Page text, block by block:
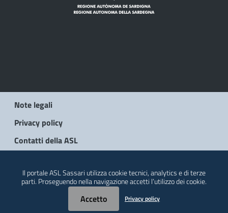
Note legali
Privacy policy
Contatti della ASL
Il portale ASL Sassari utilizza cookie tecnici, analytics e di terze
parti. Proseguendo nella navigazione accetti l’utilizzo dei cookie.
Accetto Privacy policy